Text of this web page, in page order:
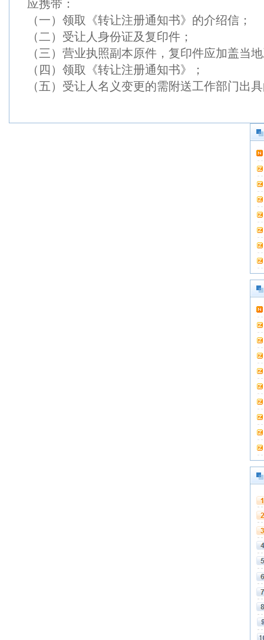
应携带：
（一）领取《转让注册通知书》的介绍信；
（二）受让人身份证及复印件；
（三）营业执照副本原件，复印件应加盖当
（四）领取《转让注册通知书》；
（五）受让人名义变更的需附送工作部门出